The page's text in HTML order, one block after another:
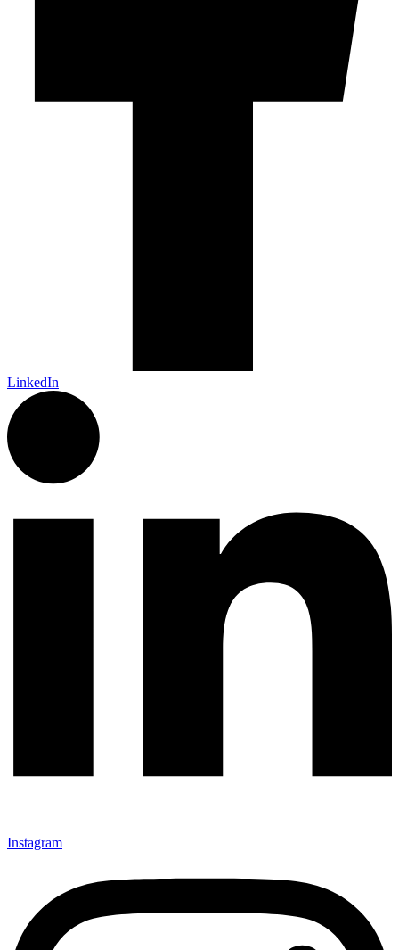
LinkedIn
Instagram